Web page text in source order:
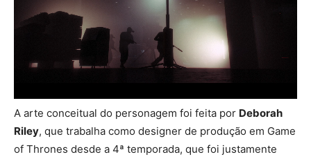
A arte conceitual do personagem foi feita por Deborah
Riley, que trabalha como designer de produção em Game
of Thrones desde a 4ª temporada, que foi justamente